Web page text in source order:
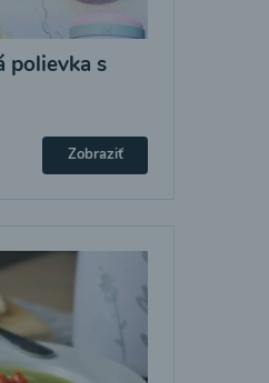
polievka s
Zobraziť